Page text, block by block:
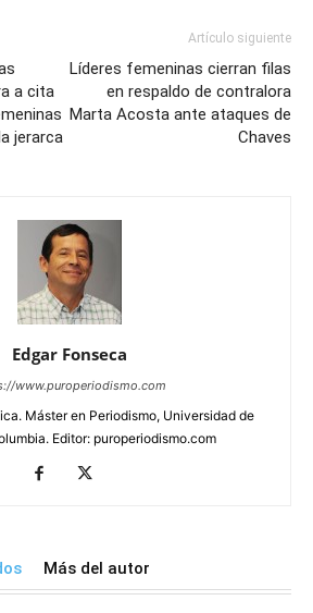
a cita
jerarca
Artículo siguiente
Líderes femeninas cierran filas
en respaldo de contralora
Marta Acosta ante ataques de
Chaves
Edgar Fonseca
www.puroperiodismo.com
Máster en Periodismo, Universidad de
Editor: puroperiodismo.com
Más del autor